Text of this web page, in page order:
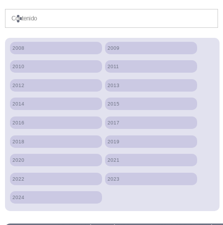
Contenido
2008 2009
2010 2011
2012 2013
2014 2015
2016 2017
2018 2019
2020 2021
2022 2023
2024